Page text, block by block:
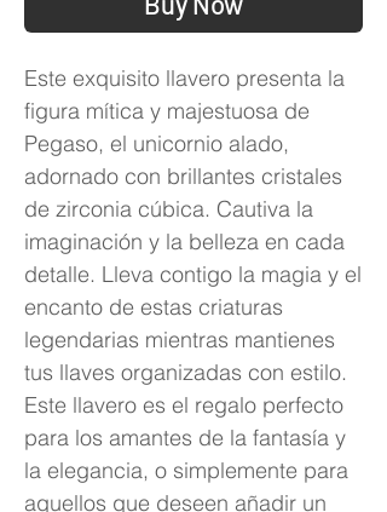
Este exquisito llavero presenta la
figura mítica y majestuosa de
Pegaso, el unicornio alado,
adornado con brillantes cristales
de zirconia cúbica. Cautiva la
imaginación y la belleza en cada
detalle. Lleva contigo la magia y el
encanto de estas criaturas
legendarias mientras mantienes
tus llaves organizadas con estilo.
Este llavero es el regalo perfecto
para los amantes de la fantasía y
la elegancia, o simplemente para
aquellos que deseen añadir un